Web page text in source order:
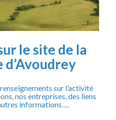
Bibliothèque
Maison de Santé
Associations
Entreprises
le site de la
d’Avoudrey
sur l’activité
nos entreprises, des liens
informations….